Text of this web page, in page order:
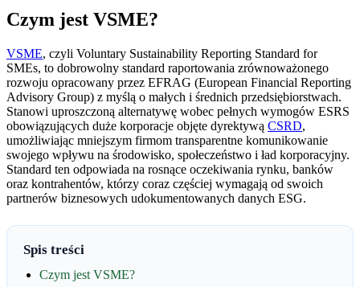
Czym jest VSME?
VSME, czyli Voluntary Sustainability Reporting Standard for
SMEs, to dobrowolny standard raportowania zrównoważonego
rozwoju opracowany przez EFRAG (European Financial Reporting
Advisory Group) z myślą o małych i średnich przedsiębiorstwach.
Stanowi uproszczoną alternatywę wobec pełnych wymogów ESRS
obowiązujących duże korporacje objęte dyrektywą CSRD,
umożliwiając mniejszym firmom transparentne komunikowanie
swojego wpływu na środowisko, społeczeństwo i ład korporacyjny.
Standard ten odpowiada na rosnące oczekiwania rynku, banków
oraz kontrahentów, którzy coraz częściej wymagają od swoich
partnerów biznesowych udokumentowanych danych ESG.
Spis treści
Czym jest VSME?